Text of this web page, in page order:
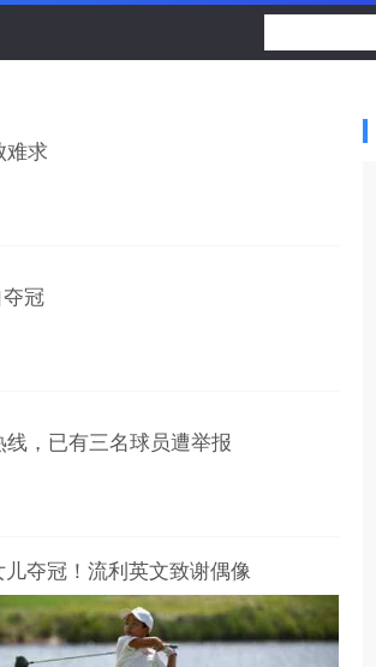
难求
冠
，已有三名球员遭举报
儿夺冠！流利英文致谢偶像